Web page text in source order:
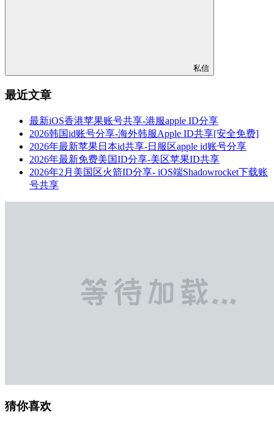
私信
最近文章
最新iOS香港苹果账号共享-港服apple ID分享
2026韩国id账号分享-海外韩服Apple ID共享[安全免费]
2026年最新苹果日本id共享-日服区apple id账号分享
2026年最新免费美国ID分享-美区苹果ID共享
2026年2月美国区火箭ID分享- iOS端Shadowrocket下载账
号共享
猜你喜欢